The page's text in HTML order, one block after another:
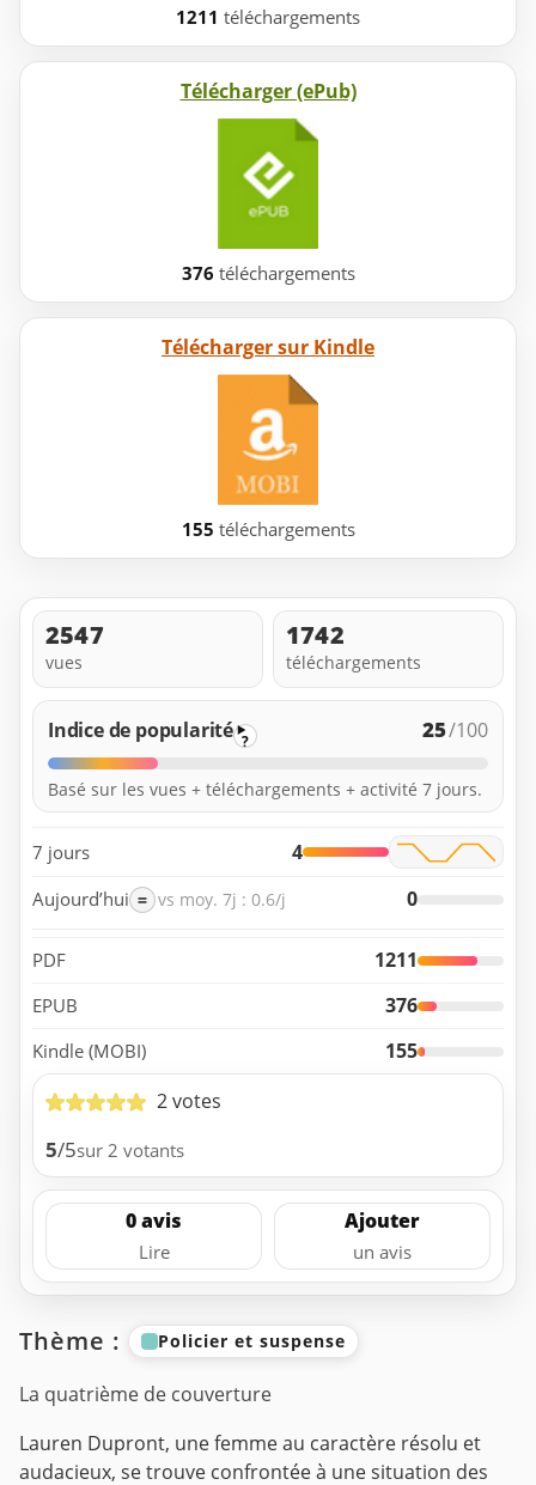
1211 téléchargements
Télécharger (ePub)
376 téléchargements
Télécharger sur Kindle
155 téléchargements
2547
vues
1742
téléchargements
Indice de popularité ? 25/100
Basé sur les vues + téléchargements + activité 7 jours.
7 jours 4
Aujourd’hui = vs moy. 7j : 0.6/j 0
PDF 1211
EPUB 376
Kindle (MOBI)
155
2 votes
5/5sur 2 votants
0 avis
Lire
Ajouter
un avis
Thème : Policier et suspense
La quatrième de couverture
Lauren Dupront, une femme au caractère résolu et
audacieux, se trouve confrontée à une situation des